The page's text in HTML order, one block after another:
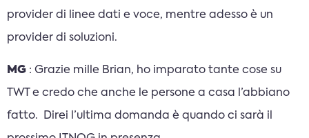
provider di linee dati e voce, mentre adesso è un
provider di soluzioni.
MG : Grazie mille Brian, ho imparato tante cose su
TWT e credo che anche le persone a casa l’abbiano
fatto. Direi l’ultima domanda è quando ci sarà il